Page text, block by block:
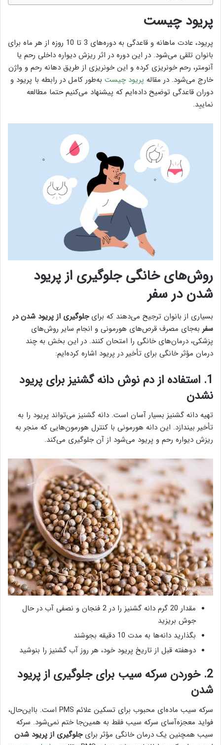
پریود چیست
پریود، عادت ماهانه و قاعدگی به دوره‌های 3 تا 10 روزه از هر ماه برای
بانوان تلقی می‌شود. در این دوره در اثر ریزش دیواره داخلی رحم یا
آنومتر، رحم خونریزی کرده و این خونریزی از طریق دهانه رحم و واژن
خارج می‌شود. در مقاله پریود چیست به‌طور کامل در رابطه با پریود و
دوران قاعدگی توضیح داده‌ایم که پیشنهاد می‌کنیم حتما مطالعه
نمایید.
روش‌های خانگی جلوگیری از پریود
شدن در سفر
بسیاری از بانوان ترجیح می‌دهند که برایجلوگیری از پریود شدن در
سفر به‌جای مصرف قرص‌های هورمونی و انجام سایر روش‌های
پزشکی، درمان‌های خانگی را امتحان کنند. در این بخش به چند
درمان مؤثر خانگی برای تأخیر در پریود اشاره کرده‌ایم:
1. استفاده از دم نوش دانه گشنیز برای پریود
نشدن
تهیه دانه گشنیز بسیار آسان است. دانه گشنیز می‌تواند پریود را به
تأخیر بیندازد. این دانه هورمونی با کنترل هورمون‌هایی که منجر به
ریزش دیواره رحم و پریود می‌شود از آن جلوگیری می‌کند.
مقدار 20 گرم دانه گشنیز را در 2 فنجان و نصفی آب در حال
جوش بریزید
بگذارید دانه‌ها به مدت 10 دقیقه بجوشند
دوهفته قبل از تاریخ پریود خود، هر روز آب گشنیز را بنوشید
2. خوردن سرکه سیب برای جلوگیری از پریود
شدن
سرکه سیب ماده‌ای محبوب برای تسکین علائم PMS است. بااین‌حال،
فواید معجزه‌آسای سرکه سیب فقط به همین‌جا ختم نمی‌شود. سرکه
سیب همچنین یک درمان خانگی مؤثر برایجلوگیری از پریود شدن